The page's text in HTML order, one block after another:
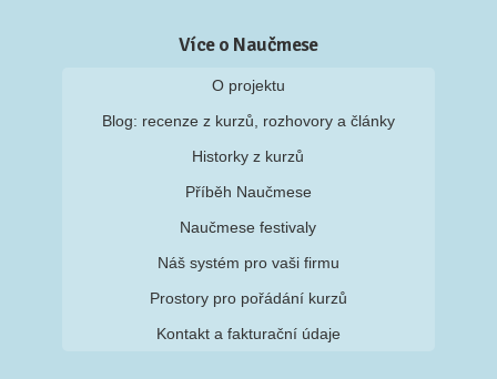
Více o Naučmese
O projektu
Blog: recenze z kurzů, rozhovory a články
Historky z kurzů
Příběh Naučmese
Naučmese festivaly
Náš systém pro vaši firmu
Prostory pro pořádání kurzů
Kontakt a fakturační údaje